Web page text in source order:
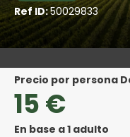
Ref ID:50029833
precio por persona
15 €
En base a 1 adulto